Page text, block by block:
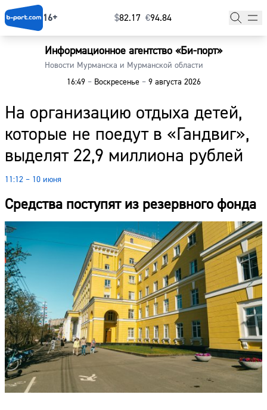
16+ $⁠82.17 €⁠94.84
Информационное агентство «Би-порт»
Новости Мурманска и Мурманской области
16:49 –Воскресенье –9 августа 2026
На организацию отдыха детей,
которые не поедут в «Гандвиг»,
выделят 22,9 миллиона рублей
11:12 – 10 июня
Средства поступят из резервного фонда
Главная
Наши гости
Фоторепортажи
Погода
Курсы валют